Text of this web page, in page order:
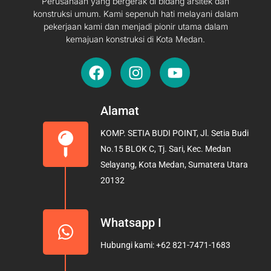
konstruksi umum. Kami sepenuh hati melayani dalam
pekerjaan kami dan menjadi pionir utama dalam
kemajuan konstruksi di Kota Medan.
F
a
e
o
o
k
I
n
t
g
r
a
Y
o
b
e
Alamat
KOMP. SETIA BUDI POINT, Jl. Setia Budi
No.15 BLOK C, Tj. Sari, Kec. Medan
Selayang, Kota Medan, Sumatera Utara
20132
Whatsapp I
Hubungi kami: +62 821-7471-1683